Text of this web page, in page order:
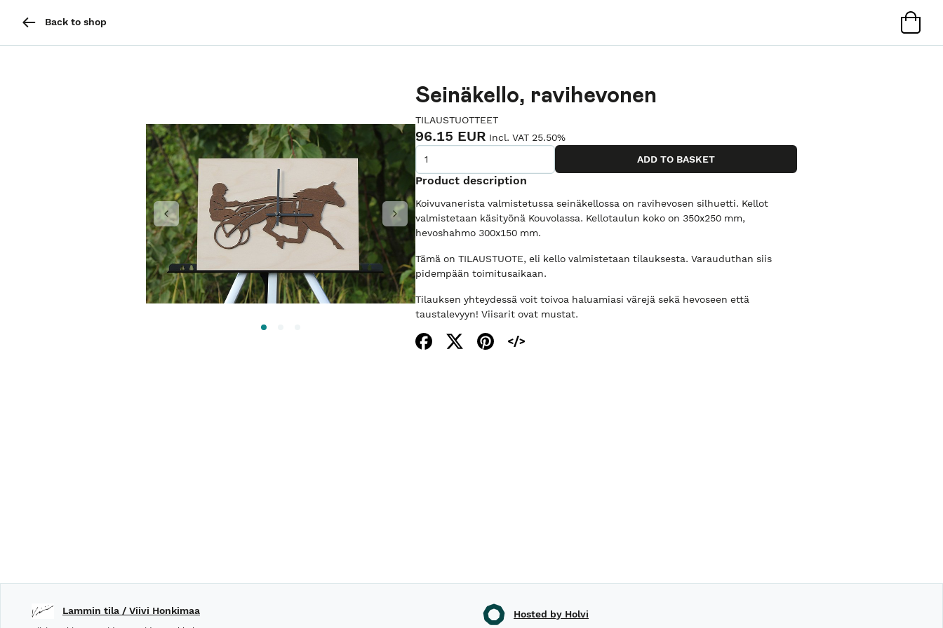
Back to shop
Previous Next
Seinäkello, ravihevonen
TILAUSTUOTTEET
96.15 EUR Incl. VAT 25.50%
Product description
Koivuvanerista valmistetussa seinäkellossa on ravihevosen silhuetti. Kellot
valmistetaan käsityönä Kouvolassa. Kellotaulun koko on 350x250 mm,
hevoshahmo 300x150 mm.
Tämä on TILAUSTUOTE, eli kello valmistetaan tilauksesta. Varauduthan siis
pidempään toimitusaikaan.
Tilauksen yhteydessä voit toivoa haluamiasi värejä sekä hevoseen että
taustalevyyn! Viisarit ovat mustat.
Hosted by Holvi
Lammin tila / Viivi Honkimaa